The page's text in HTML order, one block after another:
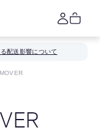
配送影響について